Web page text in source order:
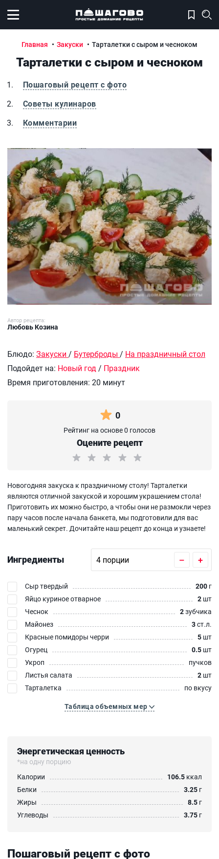
Открыть меню
Главная Закуски Тарталетки с сыром и чесноком
Тарталетки с сыром и чесноком
Пошаговый рецепт с фото
Советы кулинаров
Комментарии
Тарталетки с сыром и чесноком
Автор рецепта:
Любовь Козина
Блюдо: Закуски / Бутерброды / На праздничный стол
Подойдет на: Новый год / Праздник
Время приготовления: 20 минут
0
Рейтинг на основе 0 голосов
Оцените рецепт
Новогодняя закуска к праздничному столу! Тарталетки
являются отличной закуской и хорошим украшением стола!
Приготовить их можно быстро, а чтобы они не размокли через
пару часов после начала банкета, мы подготовили для вас
маленький секрет. Дочитайте наш рецепт до конца и узнаете!
Ингредиенты – +
Сыр твердый 200 г
Яйцо куриное отварное
2 шт
Чеснок
2зубчика
Майонез
3ст.л.
Красные помидоры черри
5 шт
Огурец
0.5 шт
Укроп
пучков
Листья салата
2 шт
Тарталетка
по вкусу
Таблица объемных мер
Энергетическая ценность
*на одну порцию
Калории
106.5 ккал
Белки
3.25 г
Жиры
8.5 г
Углеводы
3.75 г
Пошаговый рецепт с фото